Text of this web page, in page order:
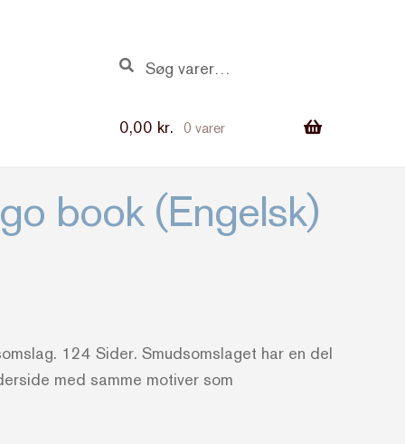
efter:
Søg
0,00 kr. 0 varer
book (Engelsk)
124 Sider. Smudsomslaget har en del
med samme motiver som